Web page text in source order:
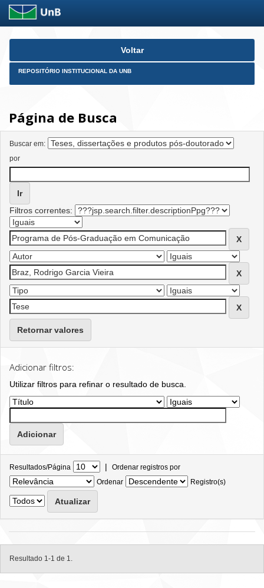
Skip
Voltar
REPOSITÓRIO INSTITUCIONAL DA UNB
Página de Busca
Buscar em:
por
Filtros correntes:
Retornar valores
Adicionar filtros:
Utilizar filtros para refinar o resultado de busca.
Resultados/Página | Ordenar registros por
Ordenar
Registro(s)
Resultado 1-1 de 1.